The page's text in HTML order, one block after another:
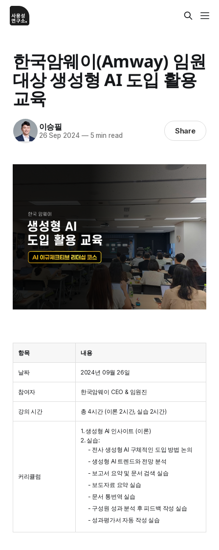
한국암웨이(Amway) 임원
대상 생성형 AI 도입 활용
교육
이승필
26 Sep 2024 —5 min read Share
항목 내용
날짜 2024년 09월 26일
참여자 한국암웨이 CEO & 임원진
강의 시간 총 4시간 (이론 2시간, 실습 2시간)
커리큘럼
1. 생성형 AI 인사이트 (이론)
2. 실습:
- 전사 생성형 AI 구체적인 도입 방법 논의
- 생성형 AI 트렌드와 전망 분석
- 보고서 요약 및 문서 검색 실습
- 보도자료 요약 실습
- 문서 통번역 실습
- 구성원 성과 분석 후 피드백 작성 실습
- 성과평가서 자동 작성 실습